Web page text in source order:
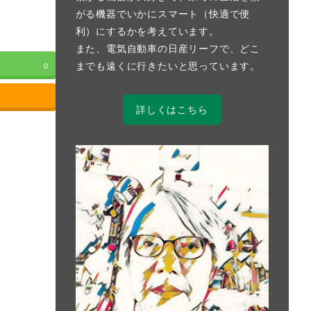
0
がる機器でいかにスマート（快適で便
利）にするかを考えています。
また、電気自動車の日産リーフで、どこ
までも遠くに行きたいと思っています。
詳しくはこちら